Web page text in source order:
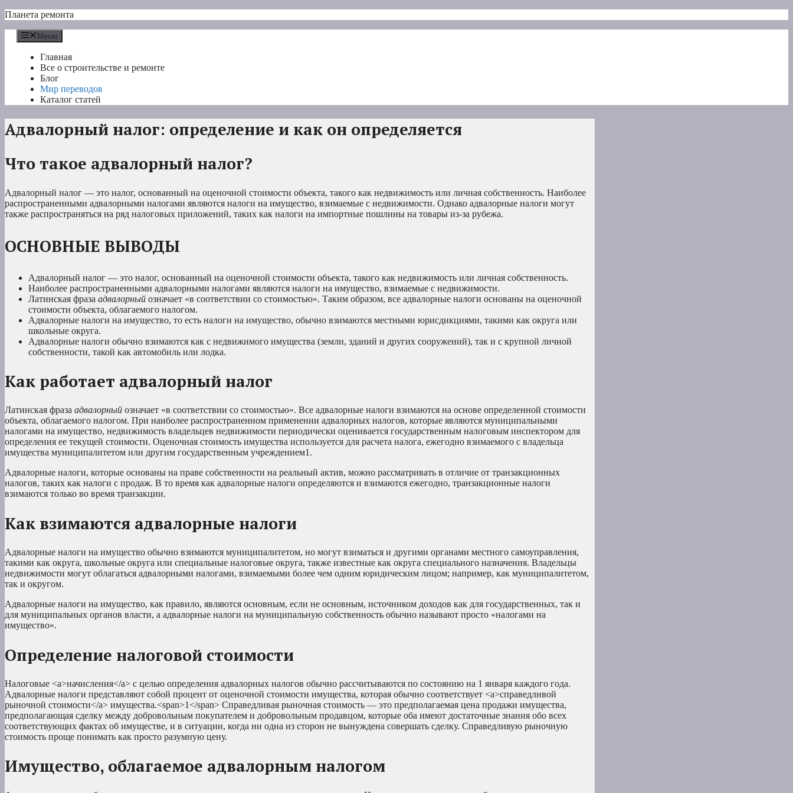
Перейти
содержимому
Планета ремонта
Меню
Главная
Все о строительстве и ремонте
Блог
Мир переводов
Каталог статей
Адвалорный налог: определение и как он определяется
Что такое адвалорный налог?
Адвалорный налог — это налог, основанный на оценочной стоимости объекта, такого как недвижимость или личная собственность. Наиболее
распространенными адвалорными налогами являются налоги на имущество, взимаемые с недвижимости. Однако адвалорные налоги могут
также распространяться на ряд налоговых приложений, таких как налоги на импортные пошлины на товары из-за рубежа.
ОСНОВНЫЕ ВЫВОДЫ
Адвалорный налог — это налог, основанный на оценочной стоимости объекта, такого как недвижимость или личная собственность.
Наиболее распространенными адвалорными налогами являются налоги на имущество, взимаемые с недвижимости.
Латинская фраза адвалорный означает «в соответствии со стоимостью». Таким образом, все адвалорные налоги основаны на оценочной
стоимости объекта, облагаемого налогом.
Адвалорные налоги на имущество, то есть налоги на имущество, обычно взимаются местными юрисдикциями, такими как округа или
школьные округа.
Адвалорные налоги обычно взимаются как с недвижимого имущества (земли, зданий и других сооружений), так и с крупной личной
собственности, такой как автомобиль или лодка.
Как работает адвалорный налог
Латинская фраза адвалорный означает «в соответствии со стоимостью». Все адвалорные налоги взимаются на основе определенной стоимости
объекта, облагаемого налогом. При наиболее распространенном применении адвалорных налогов, которые являются муниципальными
налогами на имущество, недвижимость владельцев недвижимости периодически оценивается государственным налоговым инспектором для
определения ее текущей стоимости. Оценочная стоимость имущества используется для расчета налога, ежегодно взимаемого с владельца
имущества муниципалитетом или другим государственным учреждением1 .
Адвалорные налоги, которые основаны на праве собственности на реальный актив, можно рассматривать в отличие от транзакционных
налогов, таких как налоги с продаж. В то время как адвалорные налоги определяются и взимаются ежегодно, транзакционные налоги
взимаются только во время транзакции.
Как взимаются адвалорные налоги
Адвалорные налоги на имущество обычно взимаются муниципалитетом, но могут взиматься и другими органами местного самоуправления,
такими как округа, школьные округа или специальные налоговые округа, также известные как округа специального назначения. Владельцы
недвижимости могут облагаться адвалорными налогами, взимаемыми более чем одним юридическим лицом; например, как муниципалитетом,
так и округом.
Адвалорные налоги на имущество, как правило, являются основным, если не основным, источником доходов как для государственных, так и
для муниципальных органов власти, а адвалорные налоги на муниципальную собственность обычно называют просто «налогами на
имущество».
Определение налоговой стоимости
Налоговые <a>начисления</a> с целью определения адвалорных налогов обычно рассчитываются по состоянию на 1 января каждого года.
Адвалорные налоги представляют собой процент от оценочной стоимости имущества, которая обычно соответствует <a>справедливой
рыночной стоимости</a> имущества.<span>1</span> Справедливая рыночная стоимость — это предполагаемая цена продажи имущества,
предполагающая сделку между добровольным покупателем и добровольным продавцом, которые оба имеют достаточные знания обо всех
соответствующих фактах об имуществе, и в ситуации, когда ни одна из сторон не вынуждена совершать сделку. Справедливую рыночную
стоимость проще понимать как просто разумную цену.
Имущество, облагаемое адвалорным налогом